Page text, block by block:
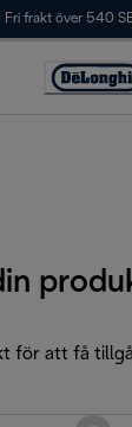
Fri frakt över 540
för att få